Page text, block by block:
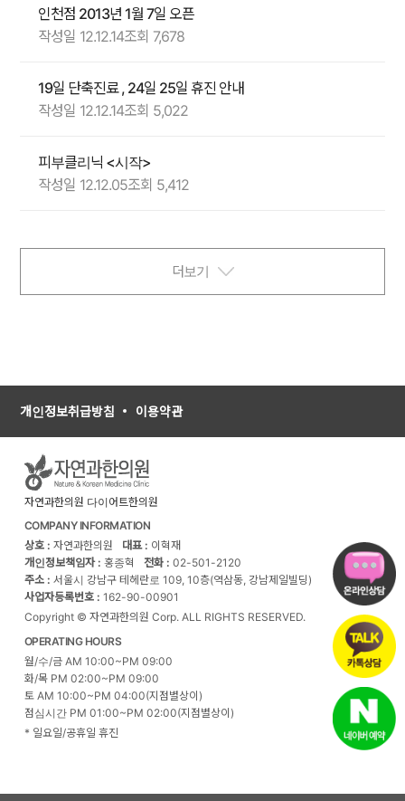
인천점 2013년 1월 7일 오픈
작성일 12.12.14조회 7,678
19일 단축진료 , 24일 25일 휴진 안내
작성일 12.12.14조회 5,022
피부클리닉 <시작>
작성일 12.12.05조회 5,412
더보기
개인정보취급방침 이용약관
자연과한의원 다이어트한의원
COMPANY INFORMATION
상호 : 자연과한의원 대표 : 이혁재
개인정보책임자 : 홍종혁 전화 : 02-501-2120
주소 : 서울시 강남구 테헤란로 109, 10층(역삼동, 강남제일빌딩)
사업자등록번호 : 162-90-00901
Copyright © 자연과한의원 Corp. ALL RIGHTS RESERVED.
OPERATING HOURS
월/수/금 AM 10:00~PM 09:00
화/목 PM 02:00~PM 09:00
토 AM 10:00~PM 04:00(지점별상이)
점심시간 PM 01:00~PM 02:00(지점별상이)
* 일요일/공휴일 휴진